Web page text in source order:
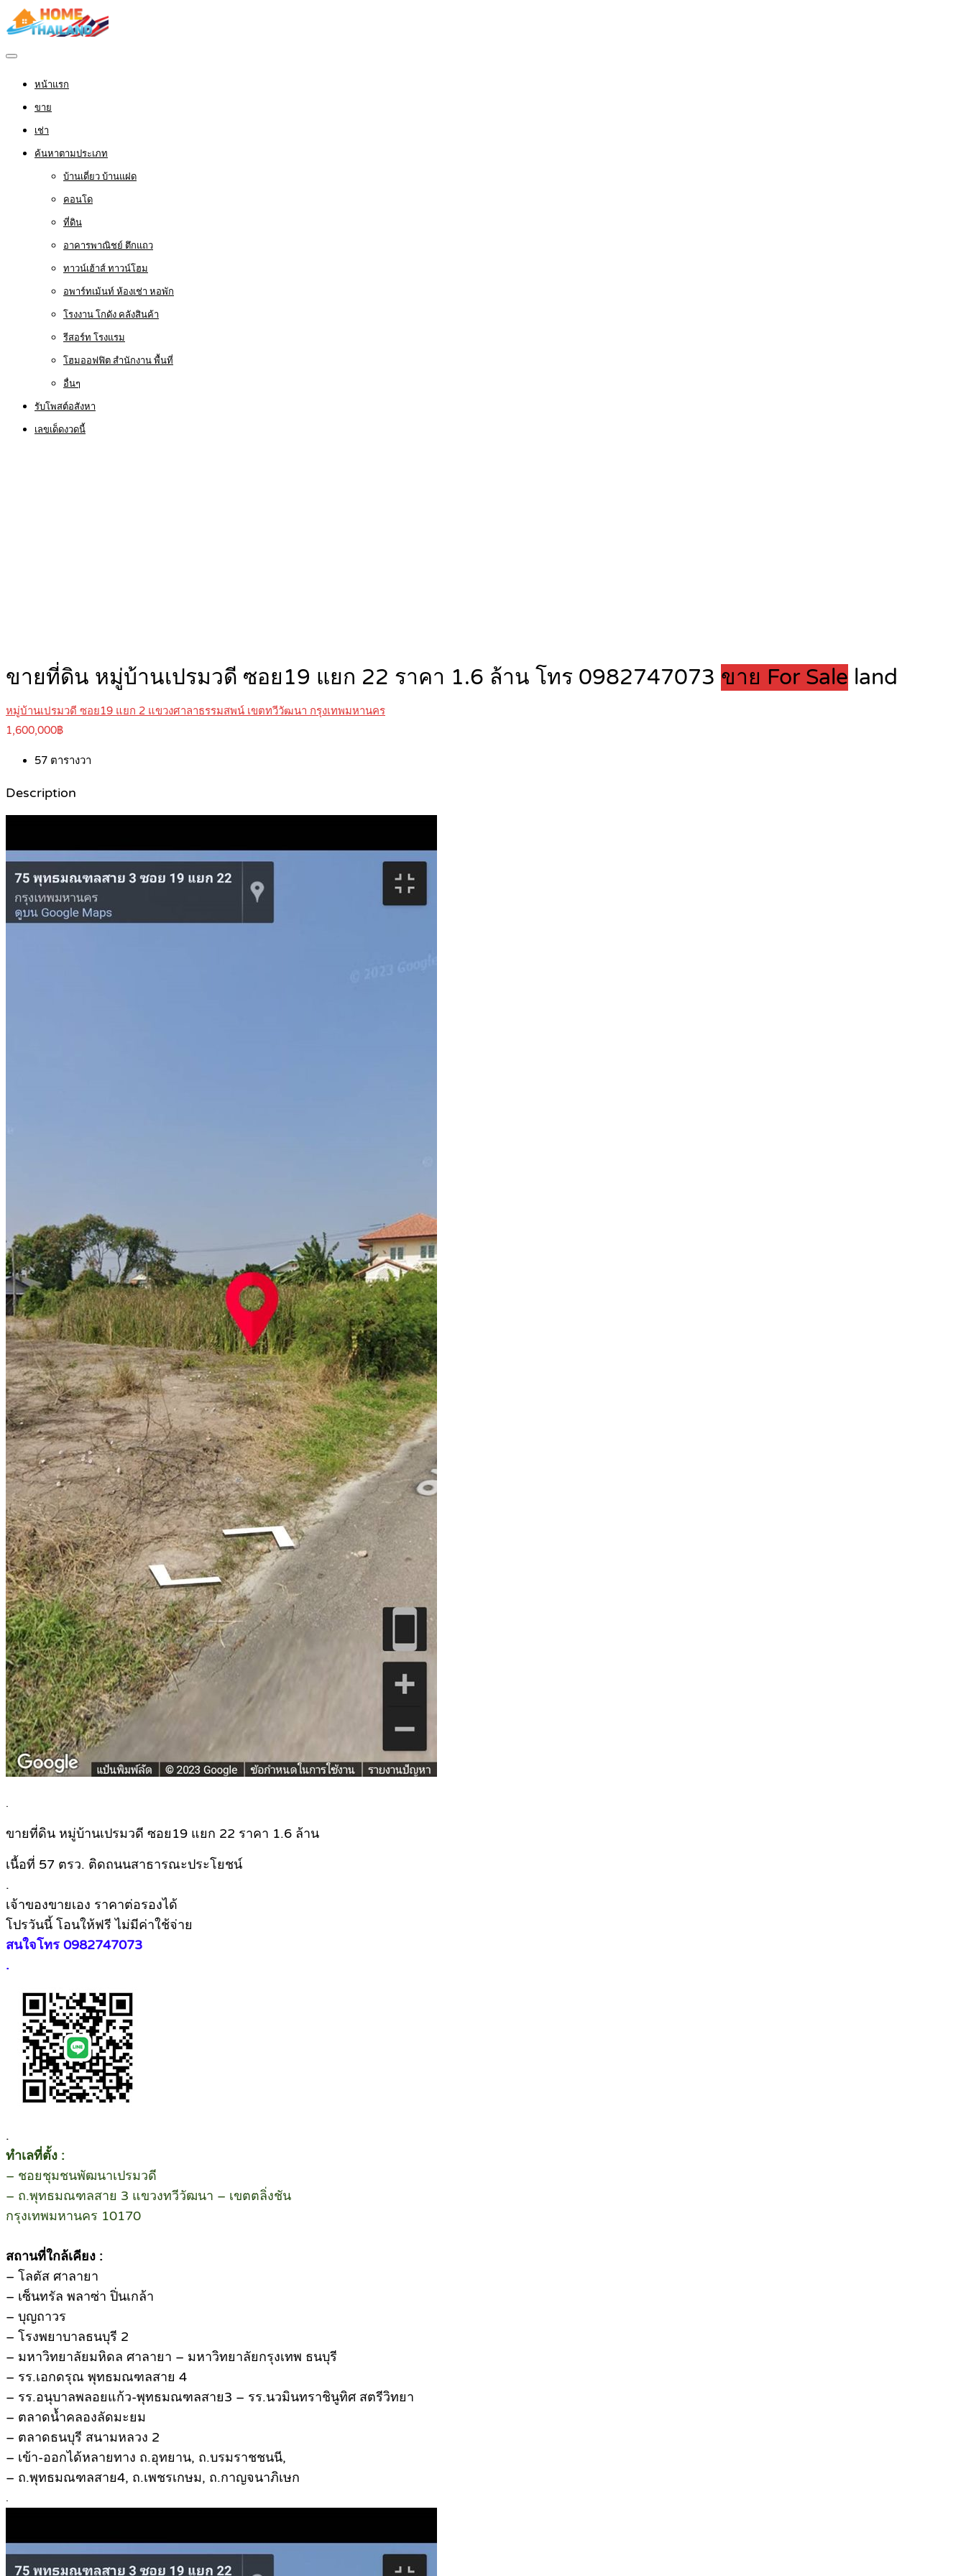
หน้าแรก
ขาย
เช่า
ค้นหาตามประเภท
บ้านเดี่ยว บ้านแฝด
คอนโด
ที่ดิน
อาคารพาณิชย์ ตึกแถว
ทาวน์เฮ้าส์ ทาวน์โฮม
อพาร์ทเม้นท์ ห้องเช่า หอพัก
โรงงาน โกดัง คลังสินค้า
รีสอร์ท โรงแรม
โฮมออฟฟิต สำนักงาน พื้นที่
อื่นๆ
รับโพสต์อสังหา
เลขเด็ดงวดนี้
ขายที่ดิน หมู่บ้านเปรมวดี ซอย19 แยก 22 ราคา 1.6 ล้าน โทร 0982747073 ขาย For Sale land
หมู่บ้านเปรมวดี ซอย19 แยก 2 แขวงศาลาธรรมสพน์ เขตทวีวัฒนา กรุงเทพมหานคร
1,600,000฿
57 ตารางวา
Description
.
ขายที่ดิน หมู่บ้านเปรมวดี ซอย19 แยก 22 ราคา 1.6 ล้าน
เนื้อที่ 57 ตรว. ติดถนนสาธารณะประโยชน์
.
เจ้าของขายเอง ราคาต่อรองได้
โปรวันนี้ โอนให้ฟรี ไม่มีค่าใช้จ่าย
สนใจโทร 0982747073
.
.
ทําเลที่ตั้ง :
– ชอยชุมชนพัฒนาเปรมวดี
– ถ.พุทธมณฑลสาย 3 แขวงทวีวัฒนา – เขตตลิ่งชัน
กรุงเทพมหานคร 10170
สถานที่ใกล้เคียง :
– โลตัส ศาลายา
– เซ็นทรัล พลาซ่า ปิ่นเกล้า
– บุญถาวร
– โรงพยาบาลธนบุรี 2
– มหาวิทยาลัยมหิดล ศาลายา – มหาวิทยาลัยกรุงเทพ ธนบุรี
– รร.เอกดรุณ พุทธมณฑลสาย 4
– รร.อนุบาลพลอยแก้ว-พุทธมณฑลสาย3 – รร.นวมินทราชินูทิศ สตรีวิทยา
– ตลาดนํ้าคลองลัดมะยม
– ตลาดธนบุรี สนามหลวง 2
– เข้า-ออกได้หลายทาง ถ.อุทยาน, ถ.บรมราชชนนี,
– ถ.พุทธมณฑลสาย4, ถ.เพชรเกษม, ถ.กาญจนาภิเษก
.